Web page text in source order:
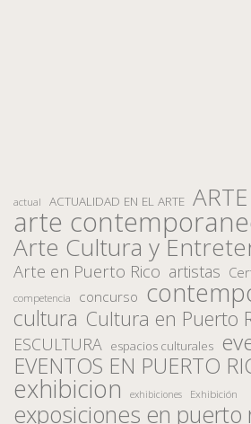
actual ACTUALIDAD EN EL ARTE ARTE
arte
Arte Cultura y
Arte en Puerto Rico artistas
competencia concurso
cultura Cultura en Puerto
ESCULTURA espacios culturales
EVENTOS EN PUERTO
exhibicion exhibiciones Exhibición
exposiciones en puerto